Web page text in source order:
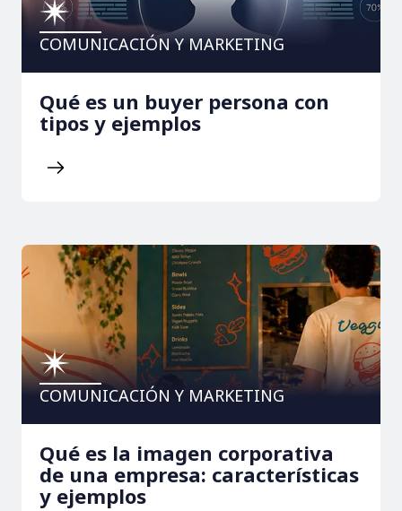
COMUNICACIÓN Y MARKETING
Qué es un buyer persona con
tipos y ejemplos
COMUNICACIÓN Y MARKETING
Qué es la imagen corporativa
de una empresa: características
y ejemplos